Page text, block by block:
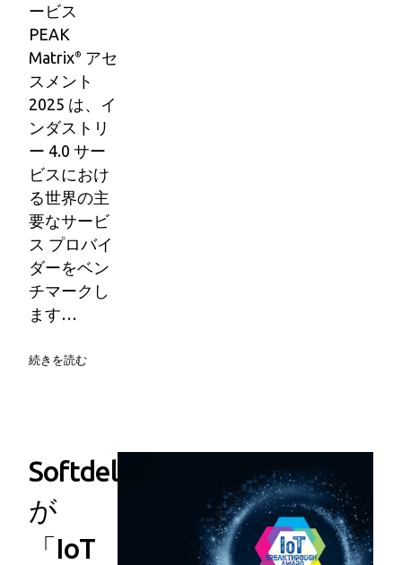
ービス
PEAK
Matrix® アセ
スメント
2025 は、イ
ンダストリ
ー 4.0 サー
ビスにおけ
る世界の主
要なサービ
ス プロバイ
ダーをベン
チマークし
ます…
続きを読む
Softdel
が
「IoT